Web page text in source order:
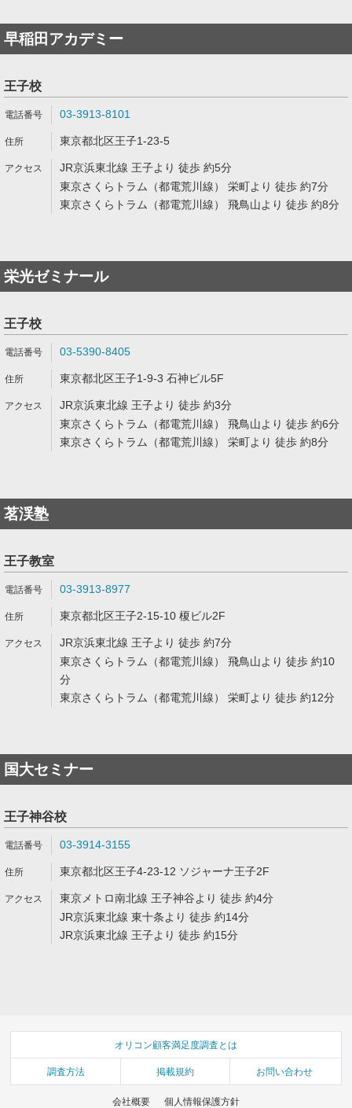
早稲田アカデミー
王子校
03-3913-8101
東京都北区王子1-23-5
JR京浜東北線 王子より 徒歩 約5分
東京さくらトラム（都電荒川線） 栄町より 徒歩 約7分
東京さくらトラム（都電荒川線） 飛鳥山より 徒歩 約8分
栄光ゼミナール
王子校
03-5390-8405
東京都北区王子1-9-3 石神ビル5F
JR京浜東北線 王子より 徒歩 約3分
東京さくらトラム（都電荒川線） 飛鳥山より 徒歩 約6分
東京さくらトラム（都電荒川線） 栄町より 徒歩 約8分
茗渓塾
王子教室
03-3913-8977
東京都北区王子2-15-10 榎ビル2F
JR京浜東北線 王子より 徒歩 約7分
東京さくらトラム（都電荒川線） 飛鳥山より 徒歩 約10
分
東京さくらトラム（都電荒川線） 栄町より 徒歩 約12分
国大セミナー
王子神谷校
03-3914-3155
東京都北区王子4-23-12 ソジャーナ王子2F
東京メトロ南北線 王子神谷より 徒歩 約4分
JR京浜東北線 東十条より 徒歩 約14分
JR京浜東北線 王子より 徒歩 約15分
オリコン顧客満足度調査とは
調査方法 掲載規約 お問い合わせ
会社概要 個人情報保護方針